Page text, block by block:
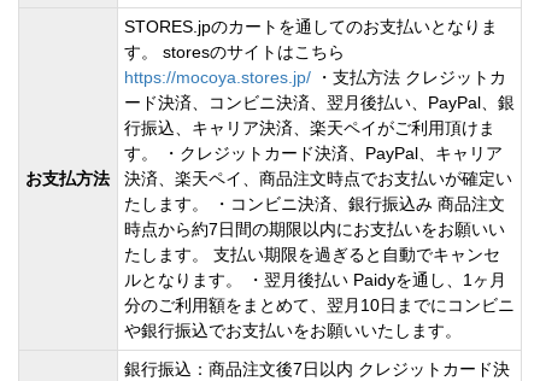
お支払方法
STORES.jpのカートを通してのお支払いとなりま
す。 storesのサイトはこちら
https://mocoya.stores.jp/ ・支払方法 クレジットカ
ード決済、コンビニ決済、翌月後払い、PayPal、銀
行振込、キャリア決済、楽天ペイがご利用頂けま
す。 ・クレジットカード決済、PayPal、キャリア
決済、楽天ペイ、商品注文時点でお支払いが確定い
たします。 ・コンビニ決済、銀行振込み 商品注文
時点から約7日間の期限以内にお支払いをお願いい
たします。 支払い期限を過ぎると自動でキャンセ
ルとなります。 ・翌月後払い Paidyを通し、1ヶ月
分のご利用額をまとめて、翌月10日までにコンビニ
や銀行振込でお支払いをお願いいたします。
銀行振込：商品注文後7日以内 クレジットカード決